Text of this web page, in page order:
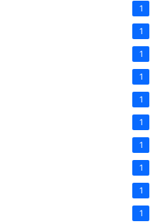
1
1
1
1
1
1
1
1
1
1